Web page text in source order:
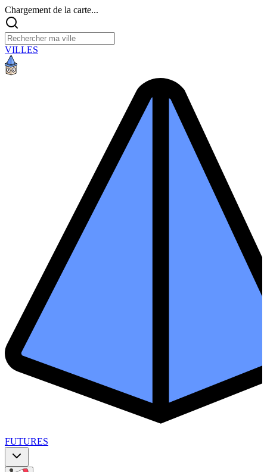
Chargement de la carte...
VILLES
FUTURES